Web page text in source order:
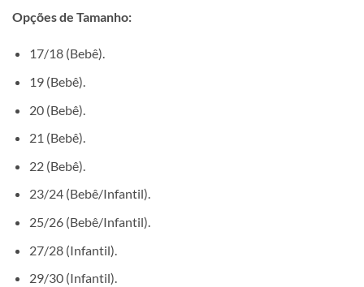
Opções de Tamanho:
17/18 (Bebê).
19 (Bebê).
20 (Bebê).
21 (Bebê).
22 (Bebê).
23/24 (Bebê/Infantil).
25/26 (Bebê/Infantil).
27/28 (Infantil).
29/30 (Infantil).